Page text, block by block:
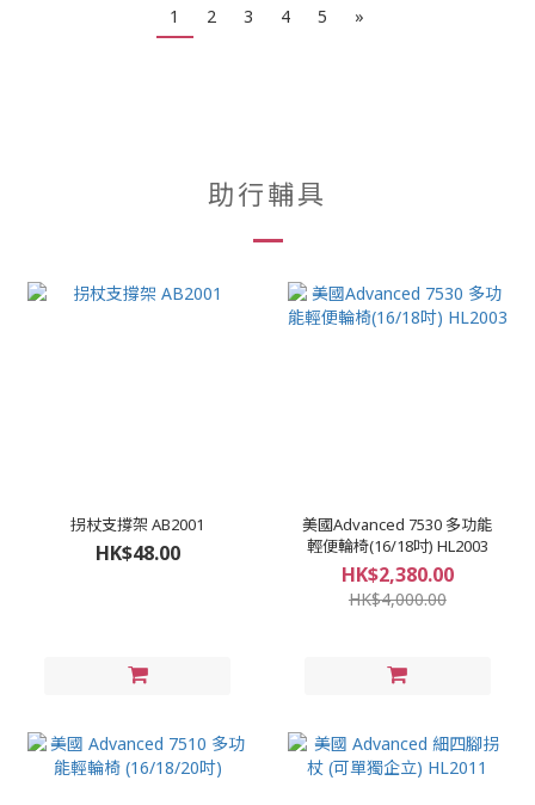
1 2 3 4 5 »
助行輔具
拐杖支撐架 AB2001
HK$48.00
美國Advanced 7530 多功能
輕便輪椅(16/18吋) HL2003
HK$2,380.00
HK$4,000.00